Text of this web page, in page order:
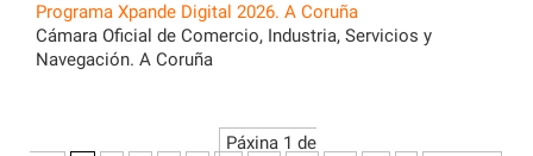
Programa Xpande Digital 2026. A Coruña
Cámara Oficial de Comercio, Industria, Servicios y
Navegación. A Coruña
Páxina 1 de